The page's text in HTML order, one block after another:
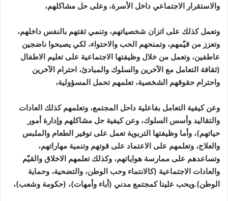
والاستقرار الاجتماعي داخل الأسرة، وعلى حل مشاكلهم،
وتعمل كذلك على اتزان شخصياتهم، وتنمي ثقتهم بالنفس داخلهم،
وتعزز من قيّمهم، وتمنحهم الحب والاحتواء، لكي يصبحوا ناضجين
عاطفين، وتعمل من خلال وظيفتها الاجتماعية على تعليم الاطفال
(ثقافة التعامل مع الآخرين والسلوك والمبادئ، احترام الآخرين
واحترام حقوقهم الشخصية، تعلمهم تحمل المسؤولية،
وعن كيفية التعامل بفاعلية داحل المجتمع، وتعلمهم كذلك العادات
والتقاليد وأسس السلوك، وعن كيفية حل مشاكلهم وإدارة أمور
حياتهم)، وأما وظيفتها التربوية تعمل على توفير الطعام والملبس
والعلاج، وتعلمهم على الاعتماد على قوتهم وتنمية مهاراتهم،
وتساعدهم على ممارسة هواياتهم، وكذلك تعلمهم الاخلاق والقيّم
والعادات الاجتماعية (كالانتماء وحب الوطن، والتضحية، وحماية
الوطن).ويحب علينا كمجتمع مدني (أباء وأمهات)، (حكومة وشعب)،